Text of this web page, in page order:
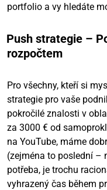
portfolio a vy hledáte
Push strategie –
rozpočtem
Pro všechny, kteří si
strategie pro vaše
pokročilé znalosti v
za 3000 € od
na YouTube, máme
(zejména to poslední –
potřeba, je trochu
vyhrazený čas během